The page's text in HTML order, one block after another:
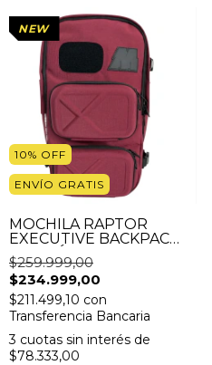
10% OFF
ENVÍO GRATIS
NEW
MOCHILA RAPTOR
EXECUTIVE BACKPACK
BORDÓ + GRIPS DE
SILICONA Y CANDADO
GRATIS
$259.999,00
$234.999,00
$211.499,10 con
Transferencia Bancaria
3 cuotas sin interés de
$78.333,00